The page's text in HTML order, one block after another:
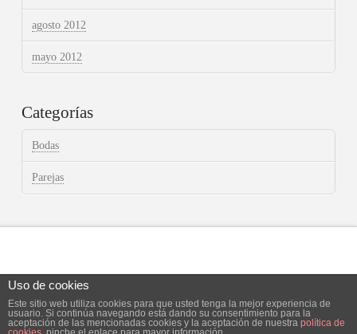
agosto 2012
mayo 2012
Categorías
Bodas
Parejas
Facebook
X Instagram
Uso de cookies
Este sitio web utiliza cookies para que usted tenga la mejor experiencia de
usuario. Si continúa navegando está dando su consentimiento para la
aceptación de las mencionadas cookies y la aceptación de nuestra política de